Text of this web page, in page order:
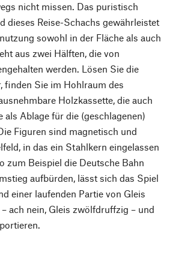
nicht missen. Das puristisch
dieses Reise-Schachs gewährleistet
sowohl in der Fläche als auch
aus zwei Hälften, die von
werden. Lösen Sie die
finden Sie im Hohlraum des
Holzkassette, die auch
als Ablage für die (geschlagenen)
Figuren sind magnetisch und
in das ein Stahlkern eingelassen
zum Beispiel die Deutsche Bahn
aufbürden, lässt sich das Spiel
einer laufenden Partie von Gleis
ach nein, Gleis zwölfdruffzig – und